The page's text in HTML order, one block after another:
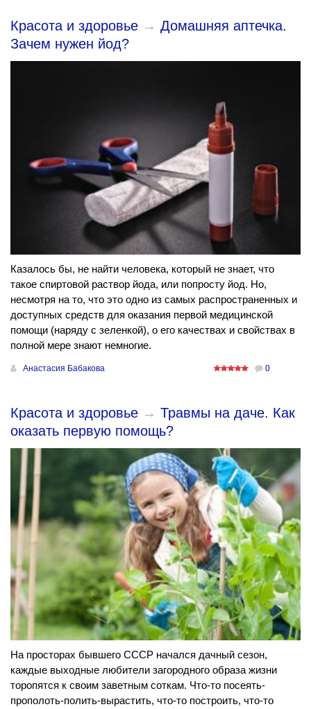
Красота и здоровье → Домашняя аптечка.
Зачем нужен йод?
Казалось бы, не найти человека, который не знает, что
такое спиртовой раствор йода, или попросту йод. Но,
несмотря на то, что это одно из самых распространенных и
доступных средств для оказания первой медицинской
помощи (наряду с зеленкой), о его качествах и свойствах в
полной мере знают немногие.
Анастасия Бабакова 0
Красота и здоровье → Травмы на даче. Как
оказать первую помощь?
На просторах бывшего СССР начался дачный сезон,
каждые выходные любители загородного образа жизни
торопятся к своим заветным соткам. Что-то посеять-
прополоть-полить-вырастить, что-то построить, что-то